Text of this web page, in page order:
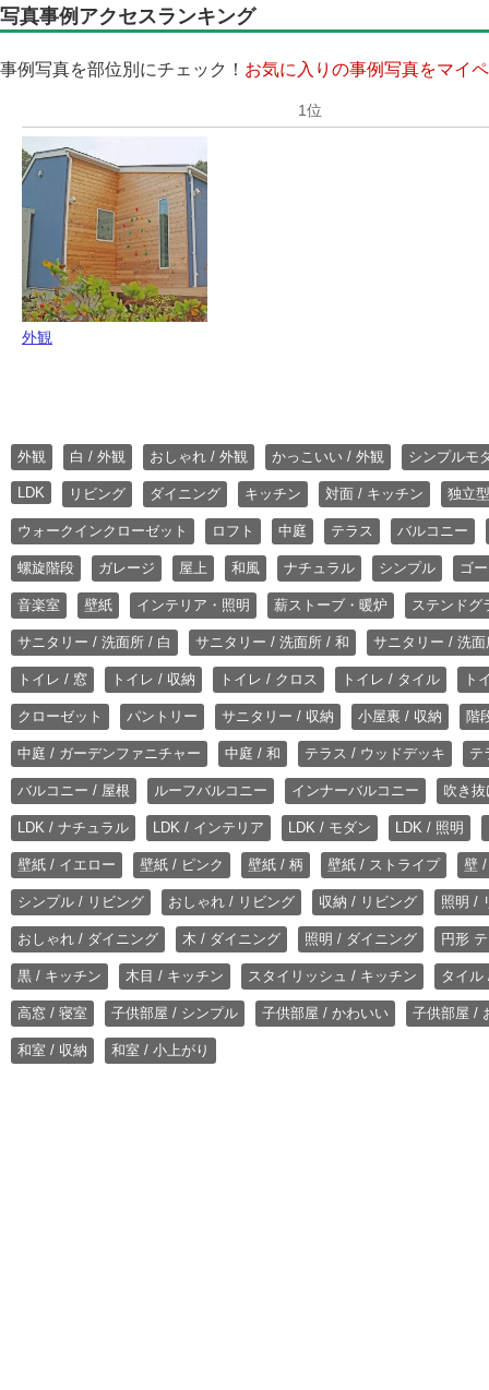
写真事例アクセスランキング
事例写真を部位別にチェック！ お気に入りの事例写真をマイ
外観
外観 白 / 外観 おしゃれ / 外観 かっこいい / 外観 シンプルモ
LDK リビング ダイニング キッチン 対面 / キッチン 独立
ウォークインクローゼット ロフト 中庭 テラス バルコニー
螺旋階段 ガレージ 屋上 和風 ナチュラル シンプル ゴ
音楽室 壁紙 インテリア・照明 薪ストーブ・暖炉 ステンドグ
サニタリー / 洗面所 / 白 サニタリー / 洗面所 / 和 サニタリー / 洗
トイレ / 窓 トイレ / 収納 トイレ / クロス トイレ / タイル ト
クローゼット パントリー サニタリー / 収納 小屋裏 / 収納 階
中庭 / ガーデンファニチャー 中庭 / 和 テラス / ウッドデッキ テ
バルコニー / 屋根 ルーフバルコニー インナーバルコニー 吹き
LDK / ナチュラル LDK / インテリア LDK / モダン LDK / 照明
壁紙 / イエロー 壁紙 / ピンク 壁紙 / 柄 壁紙 / ストライプ 壁
シンプル / リビング おしゃれ / リビング 収納 / リビング 照明 /
おしゃれ / ダイニング 木 / ダイニング 照明 / ダイニング 円形
黒 / キッチン 木目 / キッチン スタイリッシュ / キッチン タイル
高窓 / 寝室 子供部屋 / シンプル 子供部屋 / かわいい 子供部屋 /
和室 / 収納 和室 / 小上がり